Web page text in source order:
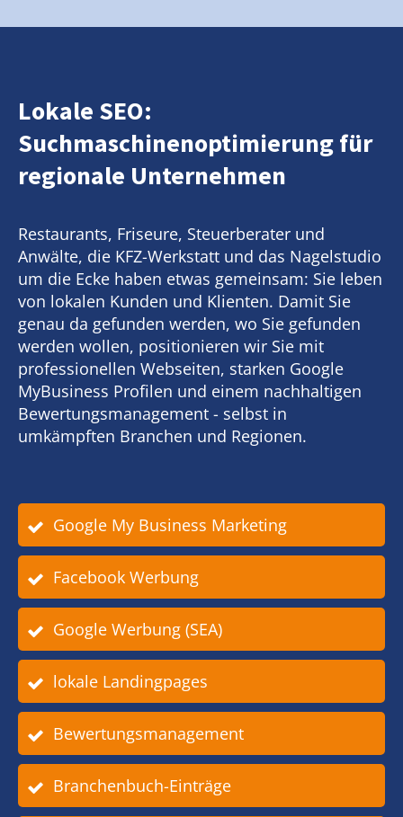
Lokale SEO:
Suchmaschinenoptimierung für
regionale Unternehmen
Restaurants, Friseure, Steuerberater und
Anwälte, die KFZ-Werkstatt und das Nagelstudio
um die Ecke haben etwas gemeinsam: Sie leben
von lokalen Kunden und Klienten. Damit Sie
genau da gefunden werden, wo Sie gefunden
werden wollen, positionieren wir Sie mit
professionellen Webseiten, starken Google
MyBusiness Profilen und einem nachhaltigen
Bewertungsmanagement - selbst in
umkämpften Branchen und Regionen.
Google My Business Marketing
Facebook Werbung
Google Werbung (SEA)
lokale Landingpages
Bewertungsmanagement
Branchenbuch-Einträge